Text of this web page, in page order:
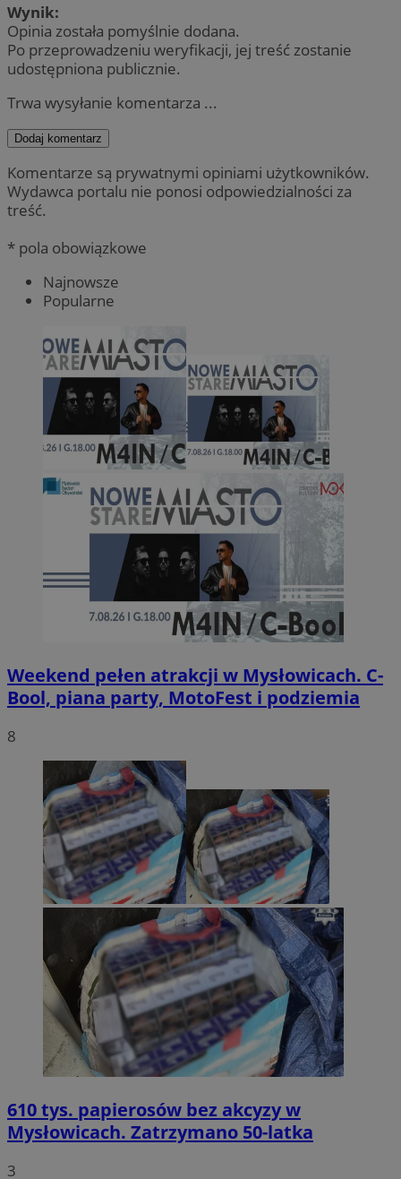
Wynik:
Opinia została pomyślnie dodana.
Po przeprowadzeniu weryfikacji, jej treść zostanie
udostępniona publicznie.
Trwa wysyłanie komentarza ...
Dodaj komentarz
Komentarze są prywatnymi opiniami użytkowników.
Wydawca portalu nie ponosi odpowiedzialności za
treść.
* pola obowiązkowe
Najnowsze
Popularne
Weekend pełen atrakcji w Mysłowicach. C-
Bool, piana party, MotoFest i podziemia
8
610 tys. papierosów bez akcyzy w
Mysłowicach. Zatrzymano 50-latka
3